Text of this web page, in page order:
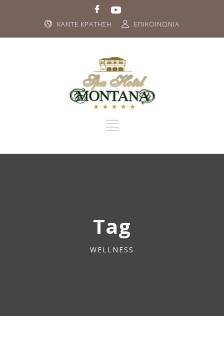
ΕΠΙΚΟΙΝΩΝΙΑ
ΚΑΝΤΕ ΚΡΑΤΗΣΗ
Tag
WELLNESS